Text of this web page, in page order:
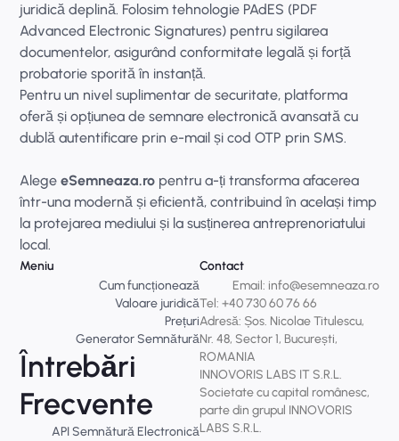
juridică deplină. Folosim tehnologie PAdES (PDF
Advanced Electronic Signatures) pentru sigilarea
documentelor, asigurând conformitate legală și forță
probatorie sporită în instanță.
Pentru un nivel suplimentar de securitate, platforma
oferă și opțiunea de semnare electronică avansată cu
dublă autentificare prin e-mail și cod OTP prin SMS.
Alege eSemneaza.ro pentru a-ți transforma afacerea
într-una modernă și eficientă, contribuind în același timp
la protejarea mediului și la susținerea antreprenoriatului
local.
Meniu
Cum funcționează
Valoare juridică
Prețuri
Generator Semnătură
Întrebări
Frecvente
API Semnătură Electronică
Contact
Email: info@esemneaza.ro
Tel: +40 730 60 76 66
Adresă: Șos. Nicolae Titulescu,
Nr. 48, Sector 1, București,
ROMANIA
INNOVORIS LABS IT S.R.L.
Societate cu capital românesc,
parte din grupul INNOVORIS
LABS S.R.L.